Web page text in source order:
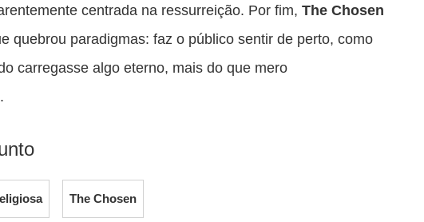
centrada na ressurreição. Por fim,The Chosen
quebrou paradigmas: faz o público sentir de perto, como
carregasse algo eterno, mais do que mero
The Chosen